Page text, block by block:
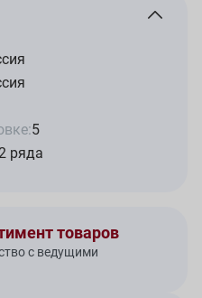
5
2 ряда
товаров
с ведущими